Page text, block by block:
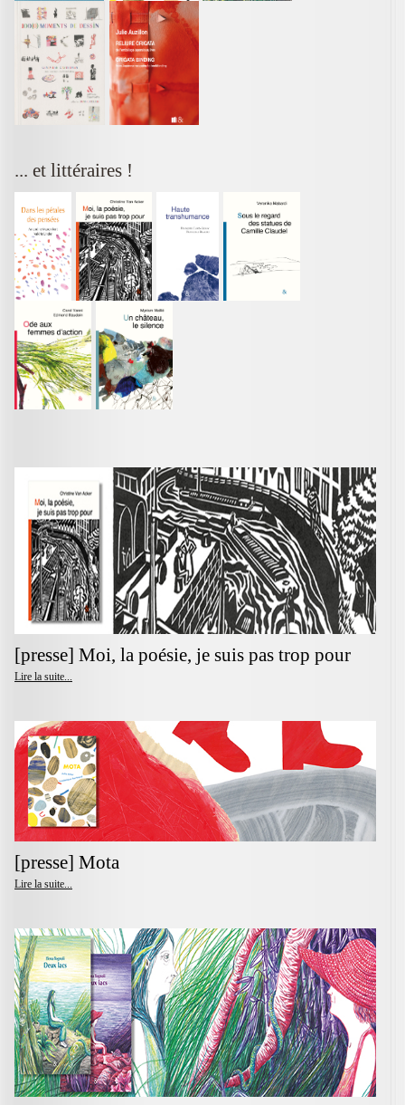
... et littéraires !
[presse] Moi, la poésie, je suis pas trop pour
Lire la suite...
[presse] Mota
Lire la suite...